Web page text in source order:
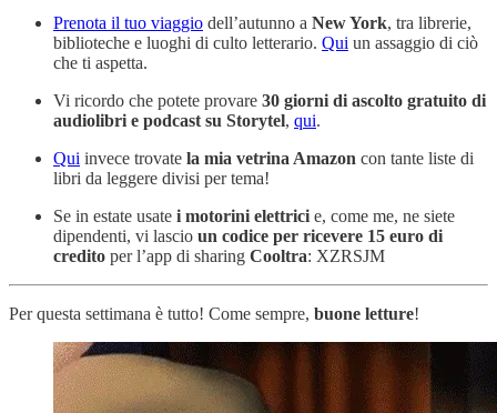
Prenota il tuo viaggio dell’autunno a New York, tra librerie,
biblioteche e luoghi di culto letterario. Qui un assaggio di ciò
che ti aspetta.
Vi ricordo che potete provare 30 giorni di ascolto gratuito di
audiolibri e podcast su Storytel, qui.
Qui invece trovate la mia vetrina Amazon con tante liste di
libri da leggere divisi per tema!
Se in estate usate i motorini elettrici e, come me, ne siete
dipendenti, vi lascio un codice per ricevere 15 euro di
credito per l’app di sharing Cooltra: XZRSJM
Per questa settimana è tutto! Come sempre, buone letture!